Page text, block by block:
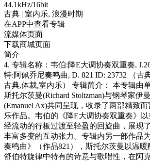
44.1kHz/16bit
古典 | 室内乐, 浪漫时期
在APP中查看专辑
流媒体页面
下载商城页面
简介
4. 专辑名称：韦伯:降E大调协奏双重奏,
特:阿佩乔尼奏鸣曲, D. 821 ID: 23732 （古
古典,体裁,室内乐） 专辑简介： 本专辑由
斯托尔茨曼(Richard Stoltzman)与钢琴家伊
(Emanuel Ax)共同呈现，收录了两部精致
乐作品。韦伯的《降E大调协奏双重奏》以
经流动的行板过渡至轻盈的回旋曲，展现
丰富多变的互动张力。专辑内另一部作品
奏鸣曲》（作品821），斯托尔茨曼以温暖
舒伯特旋律中特有的诗意与歌唱性，在阿